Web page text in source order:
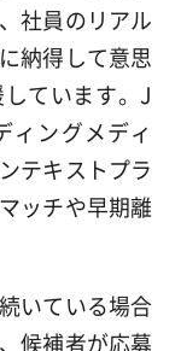
社員のリアル
納得して意思
ています。J
ィングメディ
テキストプラ
ッチや早期離
いている場合
候補者が応募